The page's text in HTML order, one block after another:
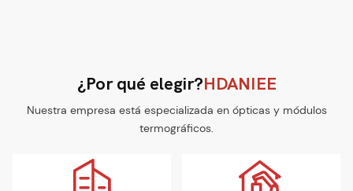
¿Por qué elegir?HDANIEE
Nuestra empresa está especializada en ópticas y módulos
termográficos.